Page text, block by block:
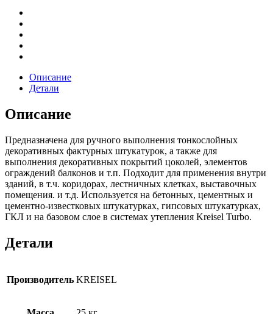
Описание
Детали
Описание
Предназначена для ручного выполнения тонкослойных
декоративных фактурных штукатурок, а также для
выполнения декоративных покрытий цоколей, элементов
ограждений балконов и т.п. Подходит для применения внутри
зданий, в т.ч. коридорах, лестничных клетках, выставочных
помещения. и т.д. Используется на бетонных, цементных и
цементно-известковых штукатурках, гипсовых штукатурках,
ГКЛ и на базовом слое в системах утепления Kreisel Turbo.
Детали
Производитель KREISEL